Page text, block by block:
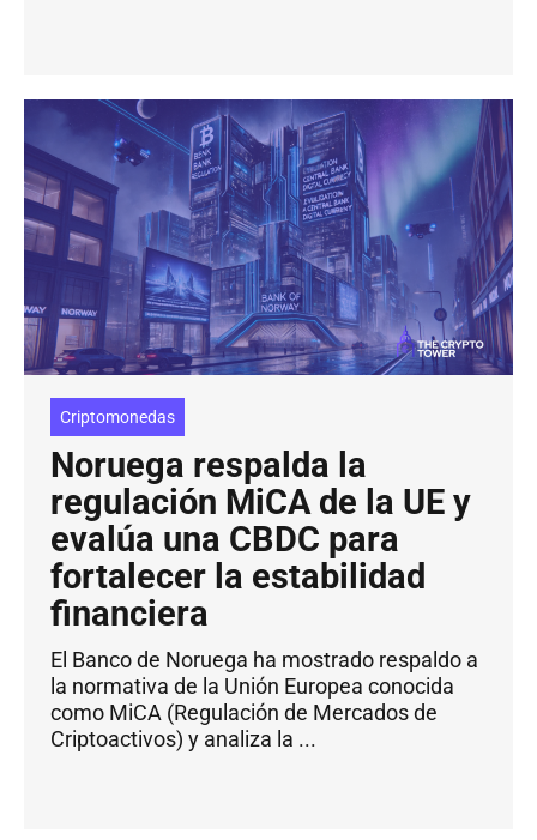
Criptomonedas
Noruega respalda la
regulación MiCA de la UE y
evalúa una CBDC para
fortalecer la estabilidad
financiera
El Banco de Noruega ha mostrado respaldo a
la normativa de la Unión Europea conocida
como MiCA (Regulación de Mercados de
Criptoactivos) y analiza la ...